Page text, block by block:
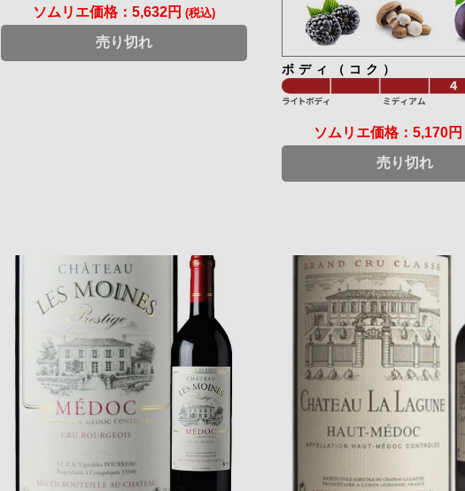
ソムリエ価格：5,632円 (税込)
売り切れ
ボディ（コク）
ソムリエ価格： 5,170円
売り切れ